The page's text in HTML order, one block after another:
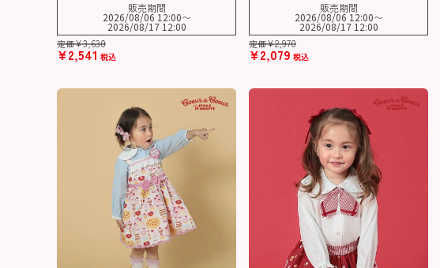
定価¥3,630
¥2,541 税込
販売期間
2026/08/06 12:00〜
2026/08/17 12:00
定価¥2,970
¥2,079 税込
販売期間
2026/08/06 12:00〜
2026/08/17 12:00